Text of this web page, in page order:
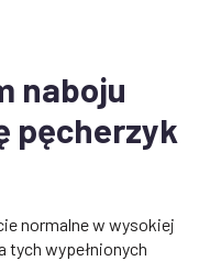
naboju
pęcherzyk
normalne w wysokiej
tych wypełnionych